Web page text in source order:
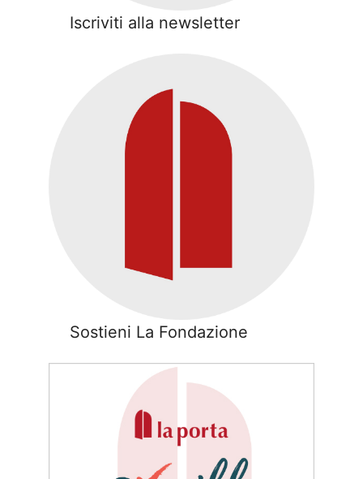
Iscriviti alla newsletter
Sostieni La Fondazione